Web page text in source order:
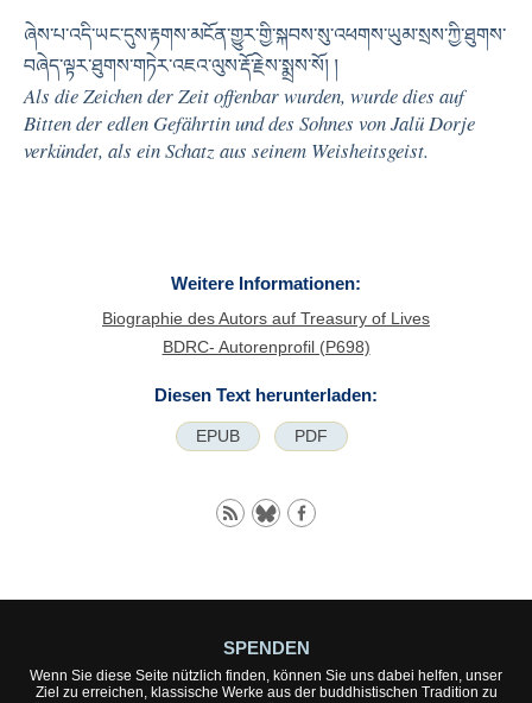
ཞེས་པ་འདི་ཡང་དུས་རྟགས་མངོན་གྱུར་གྱི་སྐབས་སུ་འཕགས་ཡུམ་སྲས་ཀྱི་ཐུགས་
བཞེད་ལྟར་ཐུགས་གཏེར་འཇའ་ལུས་རྡོ་རྗེས་སྨྲས་སོ། །
Als die Zeichen der Zeit offenbar wurden, wurde dies auf
Bitten der edlen Gefährtin und des Sohnes von Jalü Dorje
verkündet, als ein Schatz aus seinem Weisheitsgeist.
Weitere Informationen:
Biographie des Autors auf Treasury of Lives
BDRC- Autorenprofil (P698)
Diesen Text herunterladen:
EPUB PDF
SPENDEN
Wenn Sie diese Seite nützlich finden, können Sie uns dabei helfen, unser
Ziel zu erreichen, klassische Werke aus der buddhistischen Tradition zu